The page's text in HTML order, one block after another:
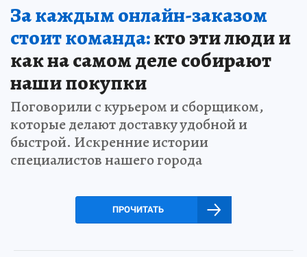
За каждым онлайн-заказом
стоит команда:кто эти люди и
как на самом деле собирают
наши покупки
Поговорили с курьером и сборщиком,
которые делают доставку удобной и
быстрой. Искренние истории
специалистов нашего города
ПРОЧИТАТЬ